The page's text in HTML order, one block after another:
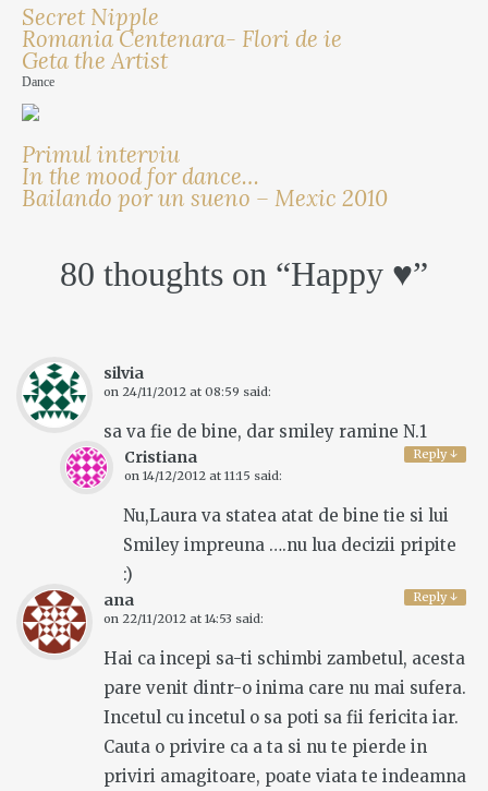
Secret Nipple
Romania Centenara- Flori de ie
Geta the Artist
Dance
Primul interviu
In the mood for dance…
Bailando por un sueno – Mexic 2010
80 thoughts on “Happy ♥”
silvia
on 24/11/2012 at 08:59 said:
sa va fie de bine, dar smiley ramine N.1
Reply↓
Cristiana
on 14/12/2012 at 11:15 said:
Nu,Laura va statea atat de bine tie si lui
Smiley impreuna ….nu lua decizii pripite
:)
Reply↓
ana
on 22/11/2012 at 14:53 said:
Hai ca incepi sa-ti schimbi zambetul, acesta
pare venit dintr-o inima care nu mai sufera.
Incetul cu incetul o sa poti sa fii fericita iar.
Cauta o privire ca a ta si nu te pierde in
priviri amagitoare, poate viata te indeamna